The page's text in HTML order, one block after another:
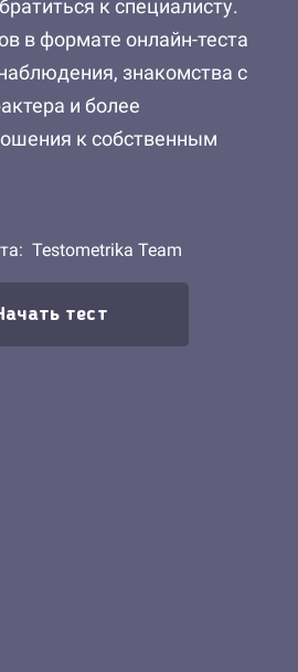
к специалисту.
в формате онлайн-теста
знакомства с
и более
к собственным
Testometrika Team
тест